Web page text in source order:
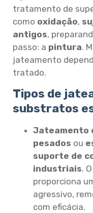
tratamento de
como oxidação,
antigos,
passo: a pintura.
jateamento
tratado.
Tipos de
substratos
Jateamento
pesados ou
suporte de
industriais.
proporciona
agressivo,
com eficácia.